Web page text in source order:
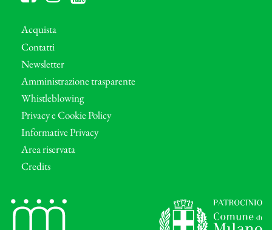
Acquista
Contatti
Newsletter
Amministrazione trasparente
Whistleblowing
Privacy e Cookie Policy
Informative Privacy
Area riservata
Credits